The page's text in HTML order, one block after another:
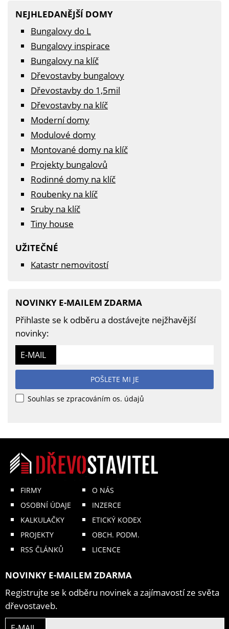
NEJHLEDANĚJŠÍ DOMY
Bungalovy do L
Bungalovy inspirace
Bungalovy na klíč
Dřevostavby bungalovy
Dřevostavby do 1,5mil
Dřevostavby na klíč
Moderní domy
Modulové domy
Montované domy na klíč
Projekty bungalovů
Rodinné domy na klíč
Roubenky na klíč
Sruby na klíč
Tiny house
UŽITEČNÉ
Katastr nemovitostí
NOVINKY E-MAILEM ZDARMA
Přihlaste se k odběru a dostávejte nejžhavější
novinky:
E-MAIL
POŠLETE MI JE
Souhlas se zpracováním os. údajů
FIRMY
OSOBNÍ ÚDAJE
KALKULAČKY
PROJEKTY
RSS ČLÁNKŮ
O NÁS
INZERCE
ETICKÝ KODEX
OBCH. PODM.
LICENCE
NOVINKY E-MAILEM ZDARMA
Registrujte se k odběru novinek a zajímavostí ze světa
dřevostaveb.